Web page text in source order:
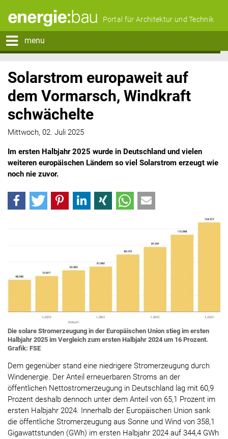
Portal für Architektur und Technik
menu
Solarstrom europaweit auf
dem Vormarsch, Windkraft
schwächelte
Mittwoch, 02. Juli 2025
Im ersten Halbjahr 2025 wurde in Deutschland und vielen
weiteren europäischen Ländern so viel Solarstrom erzeugt wie
noch nie zuvor.
Die solare Stromerzeugung in der Europäischen Union stieg im ersten
Halbjahr 2025 im Vergleich zum ersten Halbjahr 2024 um 16 Prozent.
Grafik: FSE
Dem gegenüber stand eine niedrigere Stromerzeugung durch
Windenergie. Der Anteil erneuerbaren Stroms an der
öffentlichen Nettostromerzeugung in Deutschland lag mit 60,9
Prozent deshalb dennoch unter dem Anteil von 65,1 Prozent im
ersten Halbjahr 2024. Innerhalb der Europäischen Union sank
die öffentliche Stromerzeugung aus Sonne und Wind von 358,1
Gigawattstunden (GWh) im ersten Halbjahr 2024 auf 344,4 GWh